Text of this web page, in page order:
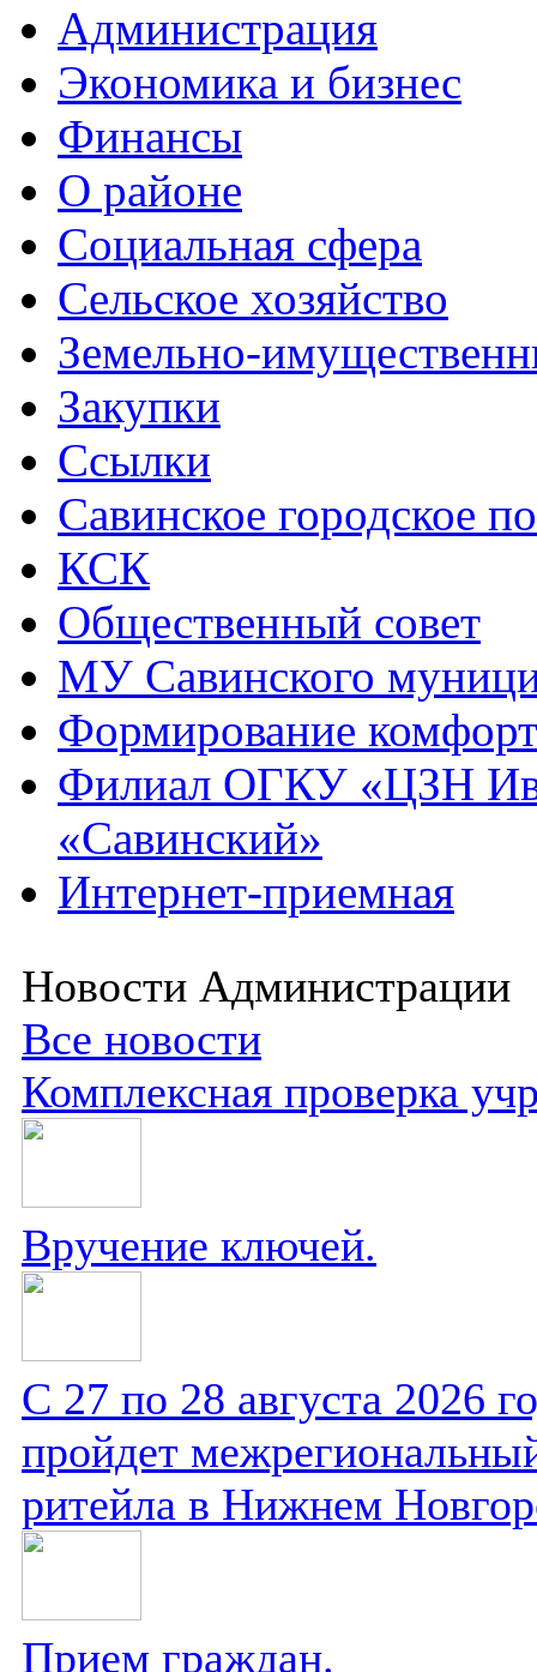
Администрация
Экономика и бизнес
Финансы
О районе
Социальная сфера
Сельское хозяйство
Земельно-
Закупки
Ссылки
Савинское городское
КСК
Общественный совет
МУ Савинского
Формирование
Филиал ОГКУ «ЦЗН
«Савинский»
Интернет-приемная
Новости Администрации
Все новости
Комплексная проверка
Вручение ключей.
С 27 по 28 августа 2026
пройдет
ритейла в Нижнем
Прием граждан.